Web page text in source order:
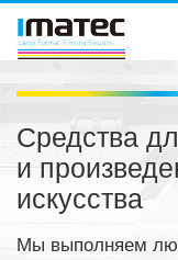
Средства
и
искусства
Мы выполняем